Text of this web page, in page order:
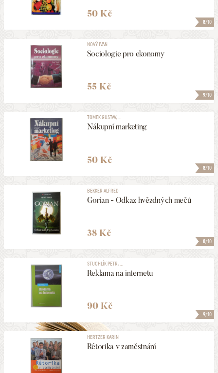
8/10
50 Kč
9/10
NOVÝ IVAN
Sociologie pro ekonomy
55 Kč
8/10
TOMEK GUSTAV, ...
Nákupní marketing
50 Kč
8/10
BEKKER ALFRED
Gorian - Odkaz hvězdných mečů
38 Kč
9/10
STUCHLÍK PETR, ...
Reklama na internetu
90 Kč
HERTZER KARIN
Rétorika v zaměstnání